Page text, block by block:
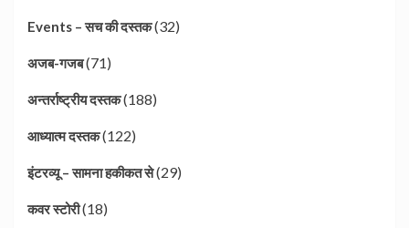
Events – सच की दस्तक(32)
अजब-गजब(71)
अन्तर्राष्ट्रीय दस्तक(188)
आध्यात्म दस्तक(122)
इंटरव्यू – सामना हकीकत से(29)
कवर स्टोरी(18)